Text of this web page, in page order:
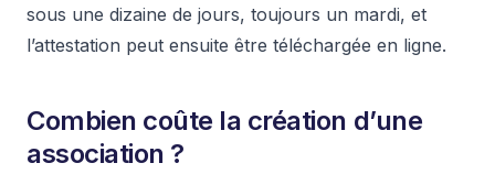
sous une dizaine de jours, toujours un mardi, et
l’attestation peut ensuite être téléchargée en ligne.
Combien coûte la création d’une
association ?